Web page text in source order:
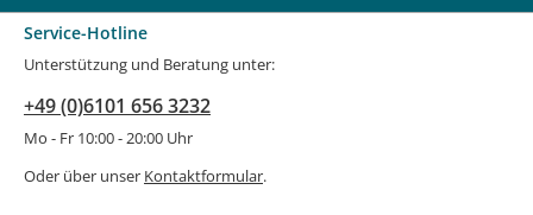
Service-Hotline
Unterstützung und Beratung unter:
+49 (0)6101 656 3232
Mo - Fr 10:00 - 20:00 Uhr
Oder über unser Kontaktformular.